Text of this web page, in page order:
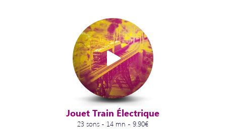
Jouet Train Électrique
23 sons - 14 mn - 9.90€